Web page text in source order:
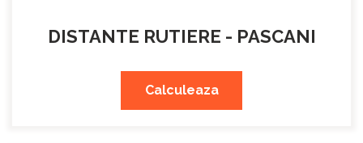
DISTANTE RUTIERE - PASCANI
Calculeaza